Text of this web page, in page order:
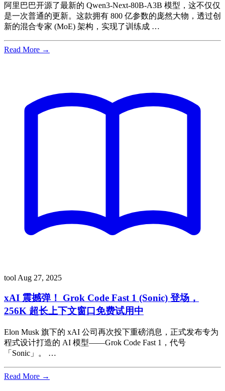
阿里巴巴开源了最新的 Qwen3-Next-80B-A3B 模型，这不仅仅
是一次普通的更新。这款拥有 800 亿参数的庞然大物，透过创
新的混合专家 (MoE) 架构，实现了训练成 …
Read More →
tool Aug 27, 2025
xAI 震撼弹！ Grok Code Fast 1 (Sonic) 登场，
256K 超长上下文窗口免费试用中
Elon Musk 旗下的 xAI 公司再次投下重磅消息，正式发布专为
程式设计打造的 AI 模型——Grok Code Fast 1，代号
「Sonic」。 …
Read More →